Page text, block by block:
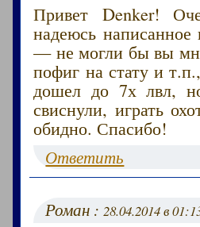
Привет Denker!
надеюсь
— не могли бы вы
пофиг на стату и
дошел до 7х лвл,
свиснули, играть
обидно. Спасибо!
Ответить
Роман :28.04.2014 в